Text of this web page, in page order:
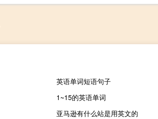
英语单词短语句子
1~15的英语单词
亚马逊有什么站是用英文的